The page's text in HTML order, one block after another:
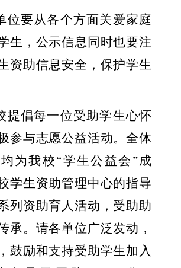
位要从各个方面关爱家庭
生，公示信息同时也要注
资助信息安全，保护学生
提倡每一位受助学生心怀
参与志愿公益活动。全体
为我校“学生公益会”成
学生资助管理中心的指导
列资助育人活动，受助助
承。请各单位广泛发动，
鼓励和支持受助学生加入